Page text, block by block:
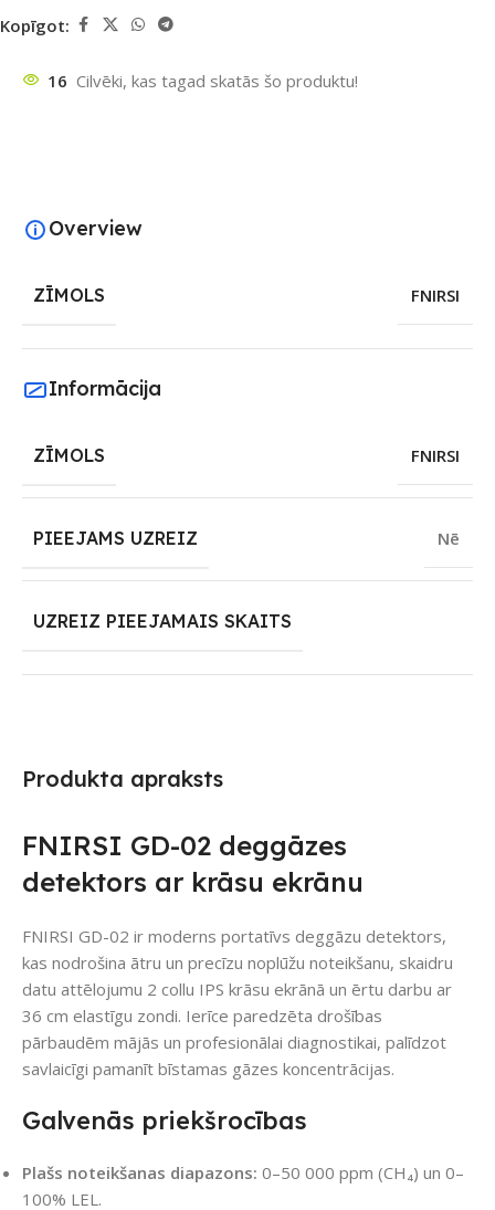
Kopīgot:
16 Cilvēki, kas tagad skatās šo produktu!
Produkta apraksts
FNIRSI GD-02 deggāzes
detektors ar krāsu ekrānu
FNIRSI GD-02 ir moderns portatīvs deggāzu detektors,
kas nodrošina ātru un precīzu noplūžu noteikšanu, skaidru
datu attēlojumu 2 collu IPS krāsu ekrānā un ērtu darbu ar
36 cm elastīgu zondi. Ierīce paredzēta drošības
pārbaudēm mājās un profesionālai diagnostikai, palīdzot
savlaicīgi pamanīt bīstamas gāzes koncentrācijas.
Galvenās priekšrocības
Plašs noteikšanas diapazons: 0–50 000 ppm (CH₄) un 0–
100% LEL.
Overview
ZĪMOLS FNIRSI
Informācija
ZĪMOLS FNIRSI
PIEEJAMS UZREIZ Nē
UZREIZ PIEEJAMAIS SKAITS